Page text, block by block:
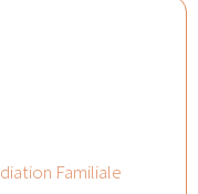
Familiale